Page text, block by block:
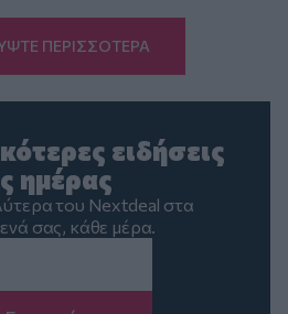
ΠΕΡΙΣΣΟΤΕΡΑ
ειδήσεις
ημέρας
του Nextdeal στα
σας, κάθε μέρα.